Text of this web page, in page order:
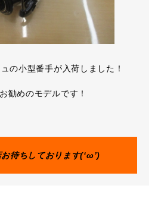
の小型番手が入荷しました！
勧めのモデルです！
待ちしております(‘ω’)